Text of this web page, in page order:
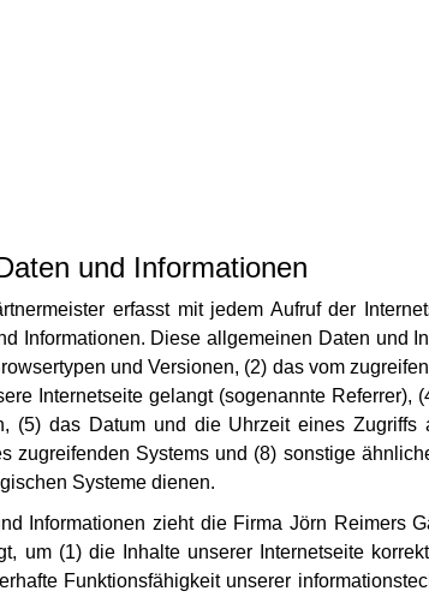
und Informationen
erfasst mit jedem Aufruf der
Informationen. Diese allgemeinen Daten und
und Versionen, (2) das vom
Internetseite gelangt (sogenannte
(5) das Datum und die Uhrzeit eines
zugreifenden Systems und (8) sonstige
Systeme dienen.
Informationen zieht die Firma Jörn Reimers
um (1) die Inhalte unserer Internetseite
Funktionsfähigkeit unserer